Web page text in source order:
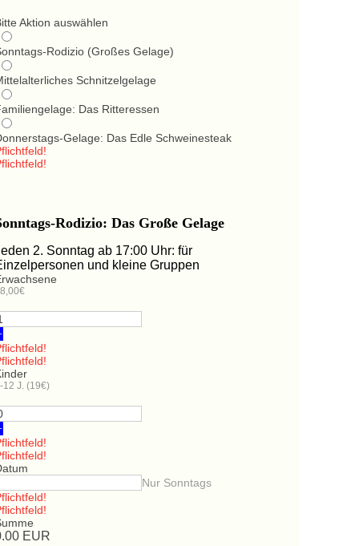
Aktion auswählen
Rodizio (Großes Gelage)
Schnitzelgelage
Das Ritteressen
Gelage: Das Edle Schweinesteak
Rodizio: Das Große Gelage
2. Sonntag ab 17:00 Uhr: für
und kleine Gruppen
12 J. (19€)
Nur Sonntags
EUR